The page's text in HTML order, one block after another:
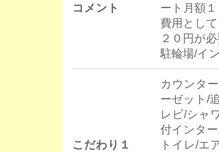
コメント
ート月額
費用とし
２０円が
駐輪場/イ
こだわり１
カウンタ
ーゼット/
レビ/シャ
付インタ
トイレ/エ